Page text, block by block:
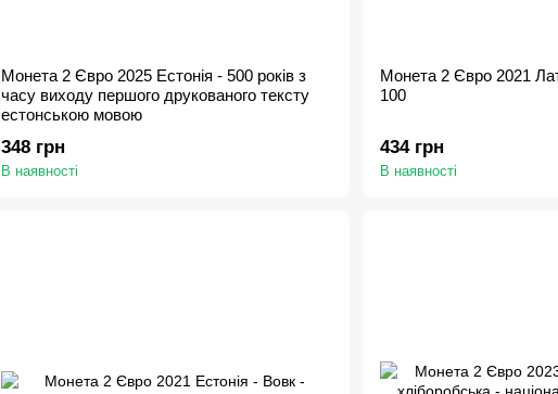
Монета 2 Євро 2025 Естонія - 500 років з
часу виходу першого друкованого тексту
естонською мовою
348 грн
В наявності
Монета 2 Євро 2021
100
434 грн
В наявності